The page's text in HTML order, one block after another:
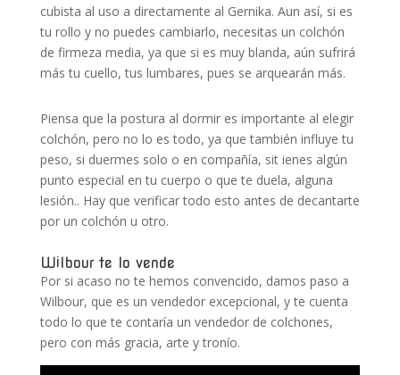
cubista al uso a directamente al Gernika. Aun así, si es
tu rollo y no puedes cambiarlo, necesitas un colchón
de firmeza media, ya que si es muy blanda, aún sufrirá
más tu cuello, tus lumbares, pues se arquearán más.
Piensa que la postura al dormir es importante al elegir
colchón, pero no lo es todo, ya que también influye tu
peso, si duermes solo o en compañía, sit ienes algún
punto especial en tu cuerpo o que te duela, alguna
lesión.. Hay que verificar todo esto antes de decantarte
por un colchón u otro.
Wilbour te lo vende
Por si acaso no te hemos convencido, damos paso a
Wilbour, que es un vendedor excepcional, y te cuenta
todo lo que te contaría un vendedor de colchones,
pero con más gracia, arte y tronío.